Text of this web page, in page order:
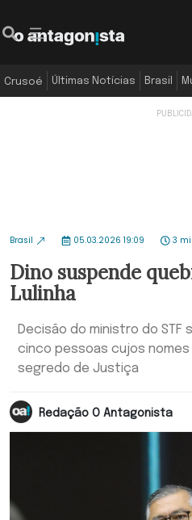
Crusoé Últimas Notícias Brasil
Brasil 05.03.2026 19:09 3
Dino suspende
Lulinha
Decisão do ministro do
cinco pessoas cujos
segredo de Justiça
Redação O Antagonista